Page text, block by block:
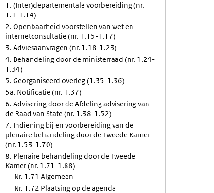
1. (Inter)departementale voorbereiding (nr.
1.1-1.14)
2. Openbaarheid voorstellen van wet en
internetconsultatie (nr. 1.15-1.17)
3. Adviesaanvragen (nr. 1.18-1.23)
4. Behandeling door de ministerraad (nr. 1.24-
1.34)
5. Georganiseerd overleg (1.35-1.36)
5a. Notificatie (nr. 1.37)
6. Advisering door de Afdeling advisering van
de Raad van State (nr. 1.38-1.52)
7. Indiening bij en voorbereiding van de
plenaire behandeling door de Tweede Kamer
(nr. 1.53-1.70)
8. Plenaire behandeling door de Tweede
Kamer (nr. 1.71-1.88)
Nr. 1.71 Algemeen
Nr. 1.72 Plaatsing op de agenda